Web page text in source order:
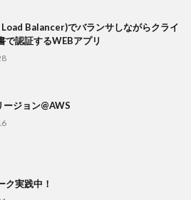
Balancer)でバランサしながらクライ
で認証するWEBアプリ
ージョン@AWS
ク実践中！